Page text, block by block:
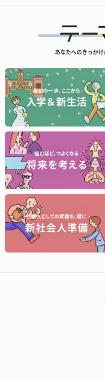
あなたへのきっか